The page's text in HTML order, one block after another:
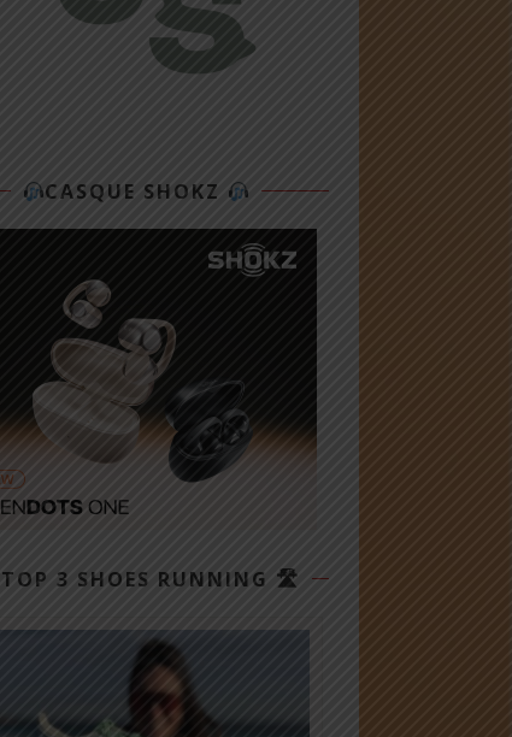
CASQUE SHOKZ
TOP 3 SHOES RUNNING 🛣